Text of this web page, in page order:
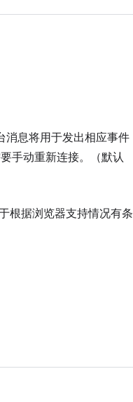
消息将用于发出相应事件
手动重新连接。（默认
根据浏览器支持情况有条